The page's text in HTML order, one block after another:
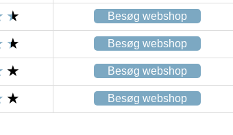
Besøg webshop
Besøg webshop
Besøg webshop
Besøg webshop